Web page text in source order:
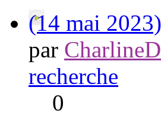
(14 mai
par CharlineD
recherche
0